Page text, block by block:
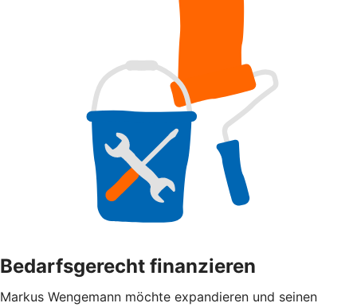
Bedarfsgerecht finanzieren
Markus Wengemann möchte expandieren und seinen